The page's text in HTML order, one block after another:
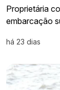
Proprietária
embarcação
há 23 dias